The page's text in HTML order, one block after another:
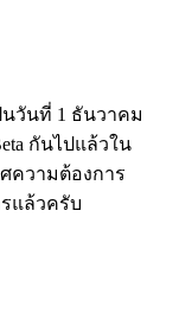
วันที่ 1 ธันวาคม
กันไปแล้วใน
ความต้องการ
แล้วครับ